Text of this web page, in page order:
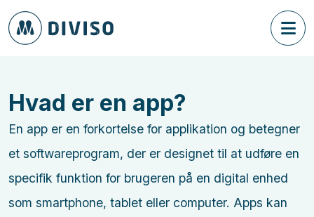
Hvad er en app?
En app er en forkortelse for applikation og betegner
et softwareprogram, der er designet til at udføre en
specifik funktion for brugeren på en digital enhed
som smartphone, tablet eller computer. Apps kan